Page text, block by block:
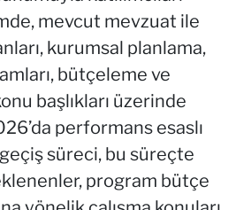
mevcut mevzuat ile
kurumsal planlama,
bütçeleme ve
başlıkları üzerinde
performans esaslı
süreci, bu süreçte
program bütçe